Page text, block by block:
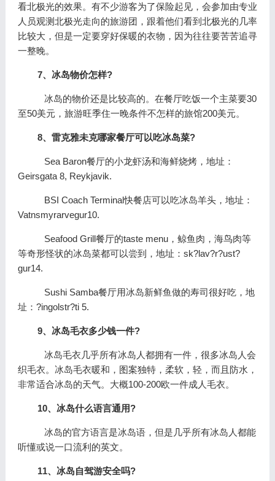
看北极光的效果。有不少游客为了保险起见，会参加由专业
人员观测北极光走向的旅游团，跟着他们看到北极光的几率
比较大，但是一定要穿好保暖的衣物，因为往往要苦苦追寻
一整晚。
7、冰岛物价怎样?
冰岛的物价还是比较高的。在餐厅吃饭一个主菜要30
至50美元，旅游旺季住一晚条件不怎样的旅馆200美元。
8、雷克雅未克哪家餐厅可以吃冰岛菜?
Sea Baron餐厅的小龙虾汤和海鲜烧烤，地址：
Geirsgata 8, Reykjavik.
BSI Coach Terminal快餐店可以吃冰岛羊头，地址：
Vatnsmyrarvegur10.
Seafood Grill餐厅的taste menu，鲸鱼肉，海鸟肉等
等奇形怪状的冰岛菜都可以尝到，地址：sk?lav?r?ust?
gur14.
Sushi Samba餐厅用冰岛新鲜鱼做的寿司很好吃，地
址：?ingolstr?ti 5.
9、冰岛毛衣多少钱一件?
冰岛毛衣几乎所有冰岛人都拥有一件，很多冰岛人会
织毛衣。冰岛毛衣暖和，图案独特，柔软，轻，而且防水，
非常适合冰岛的天气。大概100-200欧一件成人毛衣。
10、冰岛什么语言通用?
冰岛的官方语言是冰岛语，但是几乎所有冰岛人都能
听懂或说一口流利的英文。
11、冰岛自驾游安全吗?